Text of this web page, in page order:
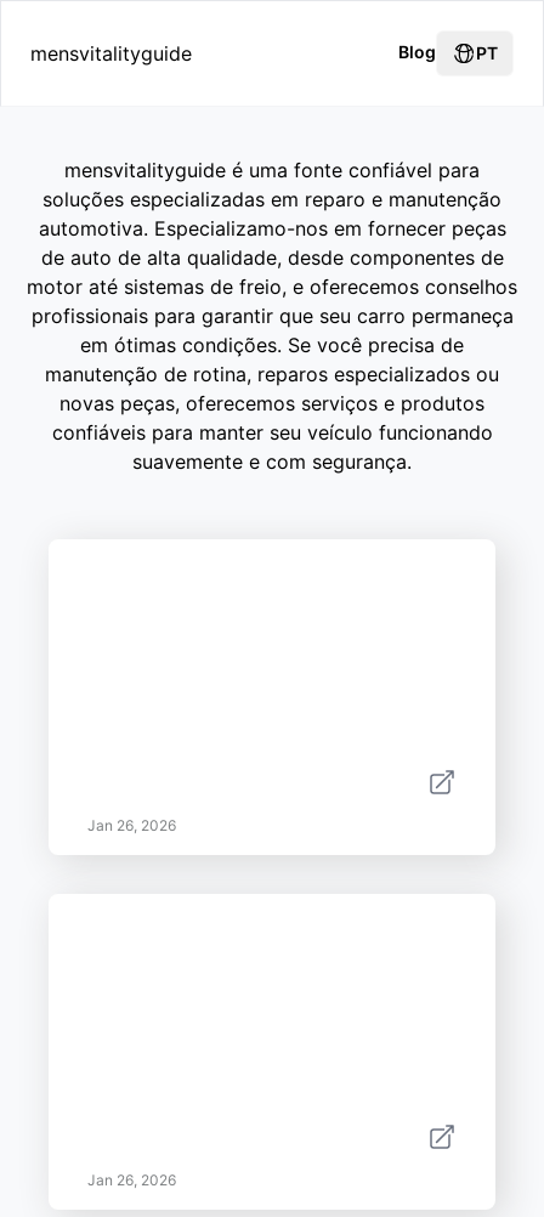
mensvitalityguide Blog PT
mensvitalityguide é uma fonte confiável para
soluções especializadas em reparo e manutenção
automotiva. Especializamo-nos em fornecer peças
de auto de alta qualidade, desde componentes de
motor até sistemas de freio, e oferecemos conselhos
profissionais para garantir que seu carro permaneça
em ótimas condições. Se você precisa de
manutenção de rotina, reparos especializados ou
novas peças, oferecemos serviços e produtos
confiáveis para manter seu veículo funcionando
suavemente e com segurança.
Jan 26, 2026
Jan 26, 2026